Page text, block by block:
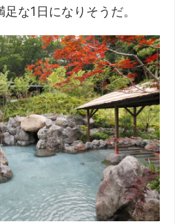
な1日になりそうだ。